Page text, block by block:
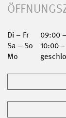
Di – Fr
09:00
Sa – So
10:00
Mo